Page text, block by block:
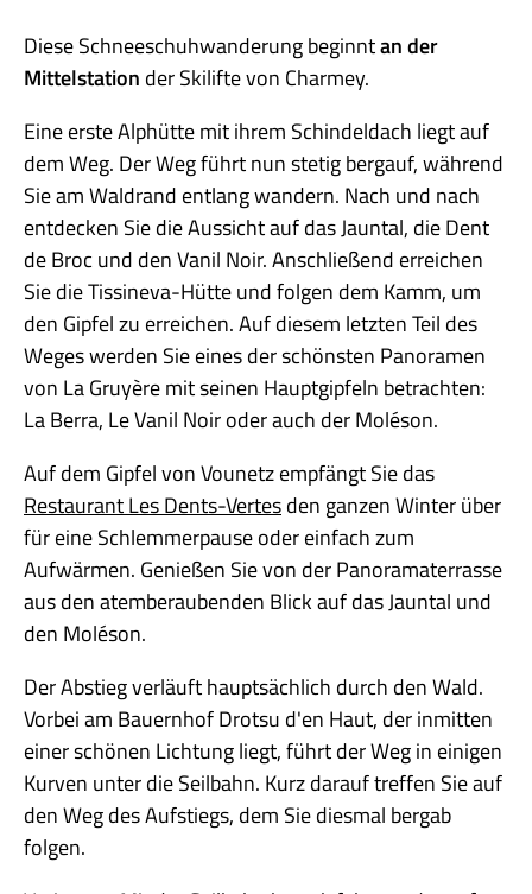
Diese Schneeschuhwanderung beginntan der
Mittelstation der Skilifte von Charmey.
Eine erste Alphütte mit ihrem Schindeldach liegt auf
dem Weg. Der Weg führt nun stetig bergauf, während
Sie am Waldrand entlang wandern. Nach und nach
entdecken Sie die Aussicht auf das Jauntal, die Dent
de Broc und den Vanil Noir. Anschließend erreichen
Sie die Tissineva-Hütte und folgen dem Kamm, um
den Gipfel zu erreichen. Auf diesem letzten Teil des
Weges werden Sie eines der schönsten Panoramen
von La Gruyère mit seinen Hauptgipfeln betrachten:
La Berra, Le Vanil Noir oder auch der Moléson.
Auf dem Gipfel von Vounetz empfängt Sie das
Restaurant Les Dents-Vertesden ganzen Winter über
für eine Schlemmerpause oder einfach zum
Aufwärmen. Genießen Sie von der Panoramaterrasse
aus den atemberaubenden Blick auf das Jauntal und
den Moléson.
Der Abstieg verläuft hauptsächlich durch den Wald.
Vorbei am Bauernhof Drotsu d'en Haut, der inmitten
einer schönen Lichtung liegt, führt der Weg in einigen
Kurven unter die Seilbahn. Kurz darauf treffen Sie auf
den Weg des Aufstiegs, dem Sie diesmal bergab
folgen.